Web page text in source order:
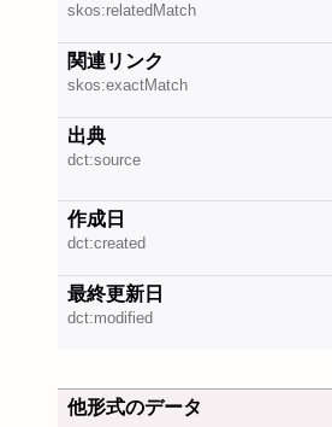
skos:relatedMatch
関連リンク
skos:exactMatch
出典
dct:source
作成日
dct:created
最終更新日
dct:modified
他形式のデータ